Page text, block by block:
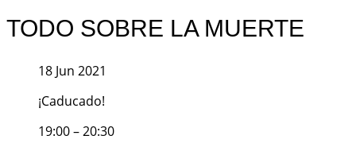
TODO SOBRE LA MUERTE
18 Jun 2021
¡Caducado!
19:00 – 20:30